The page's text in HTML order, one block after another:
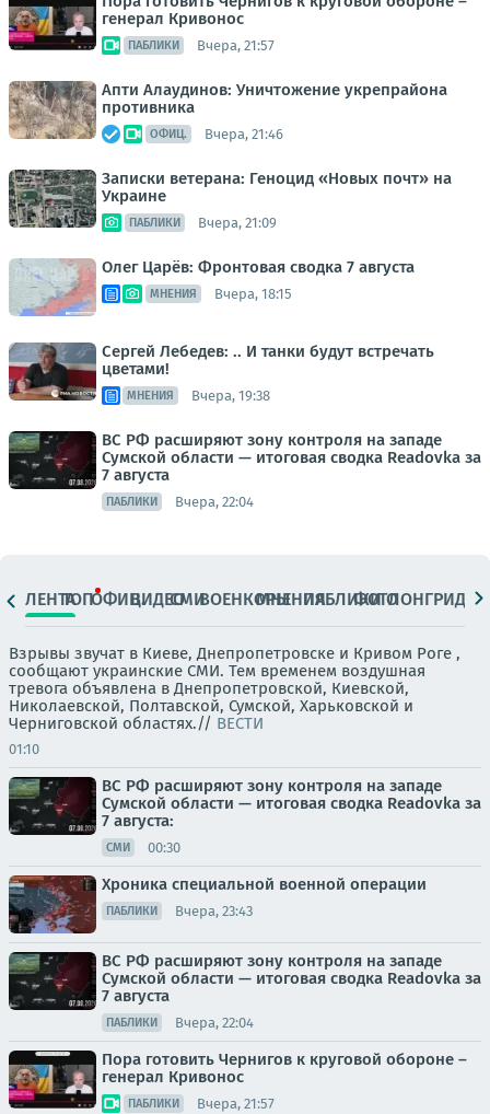
генерал Кривонос
ПАБЛИКИ Вчера, 21:57
Апти Алаудинов: Уничтожение укрепрайона
противника
ОФИЦ. Вчера, 21:46
Записки ветерана: Геноцид «Новых почт» на
Украине
ПАБЛИКИ Вчера, 21:09
Олег Царёв: Фронтовая сводка 7 августа
МНЕНИЯ Вчера, 18:15
Сергей Лебедев: .. И танки будут встречать
цветами!
МНЕНИЯ Вчера, 19:38
ВС РФ расширяют зону контроля на западе
Сумской области — итоговая сводка Readovka за
7 августа
ПАБЛИКИ Вчера, 22:04
ЛЕНТАТОПОФИЦ.ВИДЕОСМИВОЕНКОРЫМНЕНИЯПАБЛИКИ
ФОТОЛОНГРИДЫ
Взрывы звучат в Киеве, Днепропетровске и Кривом Роге ,
сообщают украинские СМИ. Тем временем воздушная
тревога объявлена в Днепропетровской, Киевской,
Николаевской, Полтавской, Сумской, Харьковской и
Черниговской областях.// ВЕСТИ
01:10
ВС РФ расширяют зону контроля на западе
Сумской области — итоговая сводка Readovka за
7 августа:
СМИ 00:30
Хроника специальной военной операции
ПАБЛИКИ Вчера, 23:43
ВС РФ расширяют зону контроля на западе
Сумской области — итоговая сводка Readovka за
7 августа
ПАБЛИКИ Вчера, 22:04
Пора готовить Чернигов к круговой обороне –
генерал Кривонос
ПАБЛИКИ Вчера, 21:57